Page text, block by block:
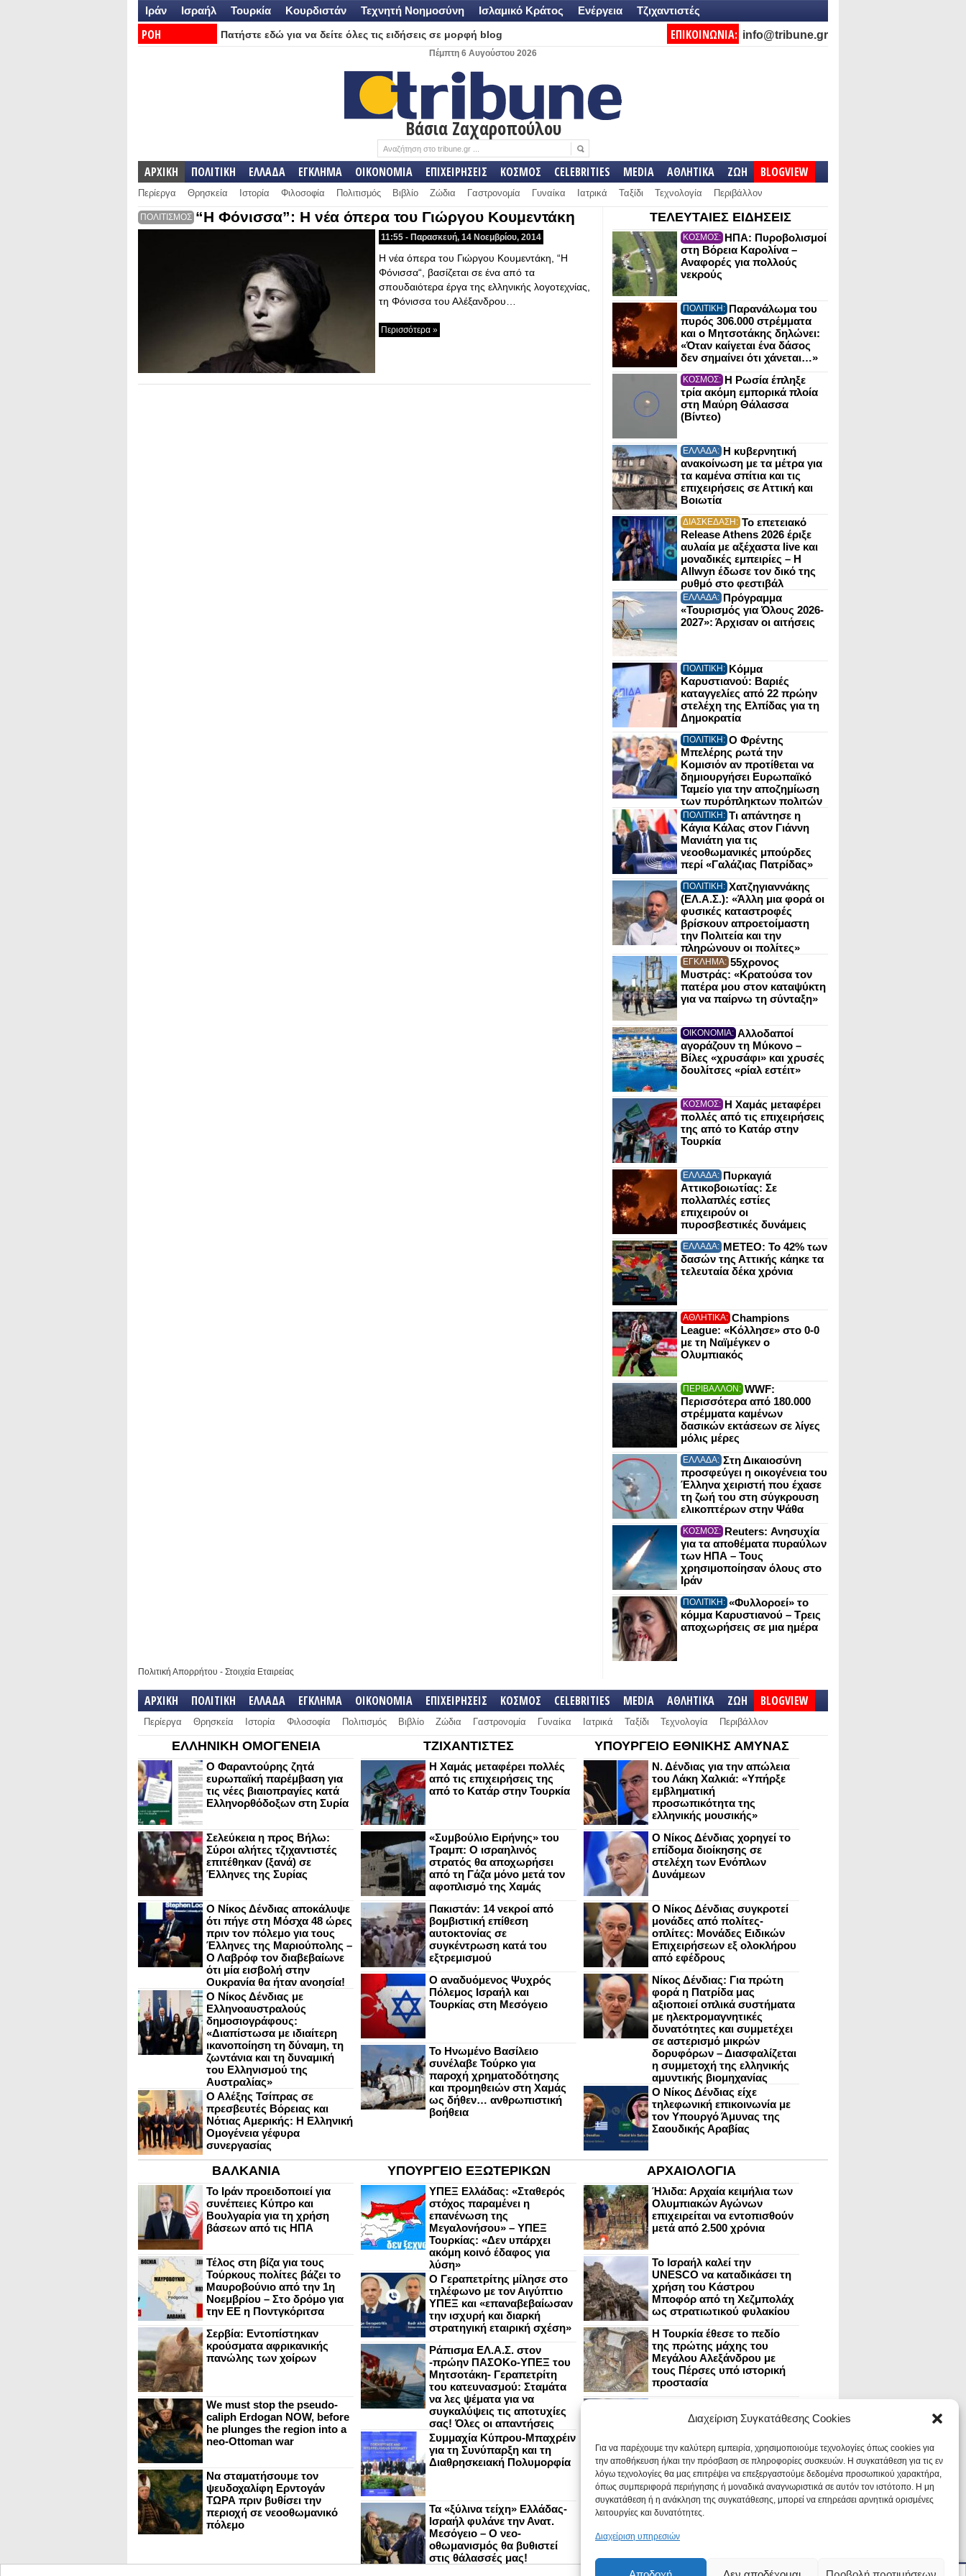
Διαχείριση Συγκατάθεσης Cookies
Για να παρέχουμε την καλύτερη εμπειρία, χρησιμοποιούμε τεχνολογίες όπως cookies για
την αποθήκευση ή/και την πρόσβαση σε πληροφορίες συσκευών. Η συγκατάθεση για τις εν
λόγω τεχνολογίες θα μας επιτρέψει να επεξεργαστούμε δεδομένα προσωπικού χαρακτήρα,
όπως συμπεριφορά περιήγησης ή μοναδικά αναγνωριστικά σε αυτόν τον ιστότοπο. Η μη
συγκατάθεση ή η ανάκληση της συγκατάθεσης, μπορεί να επηρεάσει αρνητικά ορισμένες
λειτουργίες και δυνατότητες.
Διαχείριση υπηρεσιών
Ιράν Ισραήλ Τουρκία Κουρδιστάν Τεχνητή Νοημοσύνη Ισλαμικό Κράτος Ενέργεια Τζιχαντιστές
ΡΟΗ
Πατήστε εδώ για να δείτε όλες τις ειδήσεις σε μορφή blog ΕΠΙΚΟΙΝΩΝΙΑ: info@tribune.gr
Πέμπτη 6 Αυγούστου 2026
Βάσια Ζαχαροπούλου
ΑΡΧΙΚΗ ΠΟΛΙΤΙΚΗ ΕΛΛΑΔΑ ΕΓΚΛΗΜΑ ΟΙΚΟΝΟΜΙΑ ΕΠΙΧΕΙΡΗΣΕΙΣ ΚΟΣΜΟΣ CELEBRITIES MEDIA ΑΘΛΗΤΙΚΑ ΖΩΗ BLOGVIEW
Περίεργα Θρησκεία Ιστορία Φιλοσοφία Πολιτισμός Βιβλίο Ζώδια Γαστρονομία Γυναίκα Ιατρικά Ταξίδι Τεχνολογία Περιβάλλον
ΠΟΛΙΤΙΣΜΟΣ “Η Φόνισσα”: Η νέα όπερα του Γιώργου Κουμεντάκη
11:55 - Παρασκευή, 14 Νοεμβρίου, 2014
Η νέα όπερα του Γιώργου Κουμεντάκη, “Η
Φόνισσα“, βασίζεται σε ένα από τα
σπουδαιότερα έργα της ελληνικής λογοτεχνίας,
τη Φόνισσα του Αλέξανδρου…
Περισσότερα »
ΤΕΛΕΥΤΑΙΕΣ ΕΙΔΗΣΕΙΣ
ΚΟΣΜΟΣ: ΗΠΑ: Πυροβολισμοί
στη Βόρεια Καρολίνα –
Αναφορές για πολλούς
νεκρούς
ΠΟΛΙΤΙΚΗ: Παρανάλωμα του
πυρός 306.000 στρέμματα
και ο Μητσοτάκης δηλώνει:
«Όταν καίγεται ένα δάσος
δεν σημαίνει ότι χάνεται…»
ΚΟΣΜΟΣ: Η Ρωσία έπληξε
τρία ακόμη εμπορικά πλοία
στη Μαύρη Θάλασσα
(Βίντεο)
ΕΛΛΑΔΑ: Η κυβερνητική
ανακοίνωση με τα μέτρα για
τα καμένα σπίτια και τις
επιχειρήσεις σε Αττική και
Βοιωτία
ΔΙΑΣΚΕΔΑΣΗ: Το επετειακό
Release Athens 2026 έριξε
αυλαία με αξέχαστα live και
μοναδικές εμπειρίες – Η
Allwyn έδωσε τον δικό της
ρυθμό στο φεστιβάλ
ΕΛΛΑΔΑ: Πρόγραμμα
«Τουρισμός για Όλους 2026-
2027»: Άρχισαν οι αιτήσεις
ΠΟΛΙΤΙΚΗ: Κόμμα
Καρυστιανού: Βαριές
καταγγελίες από 22 πρώην
στελέχη της Ελπίδας για τη
Δημοκρατία
ΠΟΛΙΤΙΚΗ: Ο Φρέντης
Μπελέρης ρωτά την
Κομισιόν αν προτίθεται να
δημιουργήσει Ευρωπαϊκό
Ταμείο για την αποζημίωση
των πυρόπληκτων πολιτών
ΠΟΛΙΤΙΚΗ: Τι απάντησε η
Κάγια Κάλας στον Γιάννη
Μανιάτη για τις
νεοοθωμανικές μπούρδες
περί «Γαλάζιας Πατρίδας»
ΠΟΛΙΤΙΚΗ: Χατζηγιαννάκης
(ΕΛ.Α.Σ.): «Άλλη μια φορά οι
φυσικές καταστροφές
βρίσκουν απροετοίμαστη
την Πολιτεία και την
πληρώνουν οι πολίτες»
ΕΓΚΛΗΜΑ: 55χρονος
Μυστράς: «Κρατούσα τον
πατέρα μου στον καταψύκτη
για να παίρνω τη σύνταξη»
ΟΙΚΟΝΟΜΙΑ: Αλλοδαποί
αγοράζουν τη Μύκονο –
Βίλες «χρυσάφι» και χρυσές
δουλίτσες «ρίαλ εστέιτ»
ΚΟΣΜΟΣ: Η Χαμάς μεταφέρει
πολλές από τις επιχειρήσεις
της από το Κατάρ στην
Τουρκία
ΕΛΛΑΔΑ: Πυρκαγιά
Αττικοβοιωτίας: Σε
πολλαπλές εστίες
επιχειρούν οι
πυροσβεστικές δυνάμεις
ΕΛΛΑΔΑ: ΜΕΤΕΟ: Το 42% των
δασών της Αττικής κάηκε τα
τελευταία δέκα χρόνια
ΑΘΛΗΤΙΚΑ: Champions
League: «Κόλλησε» στο 0-0
με τη Ναϊμέγκεν ο
Ολυμπιακός
ΠΕΡΙΒΑΛΛΟΝ: WWF:
Περισσότερα από 180.000
στρέμματα καμένων
δασικών εκτάσεων σε λίγες
μόλις μέρες
ΕΛΛΑΔΑ: Στη Δικαιοσύνη
προσφεύγει η οικογένεια του
Έλληνα χειριστή που έχασε
τη ζωή του στη σύγκρουση
ελικοπτέρων στην Ψάθα
ΚΟΣΜΟΣ: Reuters: Ανησυχία
για τα αποθέματα πυραύλων
των ΗΠΑ – Τους
χρησιμοποίησαν όλους στο
Ιράν
ΠΟΛΙΤΙΚΗ: «Φυλλοροεί» το
κόμμα Καρυστιανού – Τρεις
αποχωρήσεις σε μια ημέρα
Πολιτική Απορρήτου - Στοιχεία Εταιρείας
ΑΡΧΙΚΗ ΠΟΛΙΤΙΚΗ ΕΛΛΑΔΑ ΕΓΚΛΗΜΑ ΟΙΚΟΝΟΜΙΑ ΕΠΙΧΕΙΡΗΣΕΙΣ ΚΟΣΜΟΣ CELEBRITIES MEDIA ΑΘΛΗΤΙΚΑ ΖΩΗ BLOGVIEW
Περίεργα Θρησκεία Ιστορία Φιλοσοφία Πολιτισμός Βιβλίο Ζώδια Γαστρονομία Γυναίκα Ιατρικά Ταξίδι Τεχνολογία Περιβάλλον
ΕΛΛΗΝΙΚΗ ΟΜΟΓΕΝΕΙΑ
Ο Φαραντούρης ζητά
ευρωπαϊκή παρέμβαση για
τις νέες βιαιοπραγίες κατά
Ελληνορθόδοξων στη Συρία
Σελεύκεια η προς Βήλω:
Σύροι αλήτες τζιχαντιστές
επιτέθηκαν (ξανά) σε
Έλληνες της Συρίας
Ο Νίκος Δένδιας αποκάλυψε
ότι πήγε στη Μόσχα 48 ώρες
πριν τον πόλεμο για τους
Έλληνες της Μαριούπολης –
Ο Λαβρόφ τον διαβεβαίωνε
ότι μία εισβολή στην
Ουκρανία θα ήταν ανοησία!
Ο Νίκος Δένδιας με
Ελληνοαυστραλούς
δημοσιογράφους:
«Διαπίστωσα με ιδιαίτερη
ικανοποίηση τη δύναμη, τη
ζωντάνια και τη δυναμική
του Ελληνισμού της
Αυστραλίας»
Ο Αλέξης Τσίπρας σε
πρεσβευτές Βόρειας και
Νότιας Αμερικής: Η Ελληνική
Ομογένεια γέφυρα
συνεργασίας
ΤΖΙΧΑΝΤΙΣΤΕΣ
Η Χαμάς μεταφέρει πολλές
από τις επιχειρήσεις της
από το Κατάρ στην Τουρκία
«Συμβούλιο Ειρήνης» του
Τραμπ: Ο ισραηλινός
στρατός θα αποχωρήσει
από τη Γάζα μόνο μετά τον
αφοπλισμό της Χαμάς
Πακιστάν: 14 νεκροί από
βομβιστική επίθεση
αυτοκτονίας σε
συγκέντρωση κατά του
εξτρεμισμού
Ο αναδυόμενος Ψυχρός
Πόλεμος Ισραήλ και
Τουρκίας στη Μεσόγειο
Το Ηνωμένο Βασίλειο
συνέλαβε Τούρκο για
παροχή χρηματοδότησης
και προμηθειών στη Χαμάς
ως δήθεν… ανθρωπιστική
βοήθεια
ΥΠΟΥΡΓΕΙΟ ΕΘΝΙΚΗΣ ΑΜΥΝΑΣ
Ν. Δένδιας για την απώλεια
του Λάκη Χαλκιά: «Υπήρξε
εμβληματική
προσωπικότητα της
ελληνικής μουσικής»
Ο Νίκος Δένδιας χορηγεί το
επίδομα διοίκησης σε
στελέχη των Ενόπλων
Δυνάμεων
Ο Νίκος Δένδιας συγκροτεί
μονάδες από πολίτες-
οπλίτες: Μονάδες Ειδικών
Επιχειρήσεων εξ ολοκλήρου
από εφέδρους
Νίκος Δένδιας: Για πρώτη
φορά η Πατρίδα μας
αξιοποιεί οπλικά συστήματα
με ηλεκτρομαγνητικές
δυνατότητες και συμμετέχει
σε αστερισμό μικρών
δορυφόρων – Διασφαλίζεται
η συμμετοχή της ελληνικής
αμυντικής βιομηχανίας
Ο Νίκος Δένδιας είχε
τηλεφωνική επικοινωνία με
τον Υπουργό Άμυνας της
Σαουδικής Αραβίας
ΒΑΛΚΑΝΙΑ
Το Ιράν προειδοποιεί για
συνέπειες Κύπρο και
Βουλγαρία για τη χρήση
βάσεων από τις ΗΠΑ
Τέλος στη βίζα για τους
Τούρκους πολίτες βάζει το
Μαυροβούνιο από την 1η
Νοεμβρίου – Στο δρόμο για
την ΕΕ η Ποντγκόριτσα
Σερβία: Εντοπίστηκαν
κρούσματα αφρικανικής
πανώλης των χοίρων
We must stop the pseudo-
caliph Erdogan NOW, before
he plunges the region into a
neo-Ottoman war
Να σταματήσουμε τον
ψευδοχαλίφη Ερντογάν
ΤΩΡΑ πριν βυθίσει την
περιοχή σε νεοοθωμανικό
πόλεμο
ΥΠΟΥΡΓΕΙΟ ΕΞΩΤΕΡΙΚΩΝ
ΥΠΕΞ Ελλάδας: «Σταθερός
στόχος παραμένει η
επανένωση της
Μεγαλονήσου» – ΥΠΕΞ
Τουρκίας: «Δεν υπάρχει
ακόμη κοινό έδαφος για
λύση»
Ο Γεραπετρίτης μίλησε στο
τηλέφωνο με τον Αιγύπτιο
ΥΠΕΞ και «επαναβεβαίωσαν
την ισχυρή και διαρκή
στρατηγική εταιρική σχέση»
Ράπισμα ΕΛ.Α.Σ. στον
-πρώην ΠΑΣΟΚο-ΥΠΕΞ του
Μητσοτάκη- Γεραπετρίτη
του κατευνασμού: Σταμάτα
να λες ψέματα για να
συγκαλύψεις τις αποτυχίες
σας! Όλες οι απαντήσεις
Συμμαχία Κύπρου-Μπαχρέιν
για τη Συνύπαρξη και τη
Διαθρησκειακή Πολυμορφία
Τα «ξύλινα τείχη» Ελλάδας-
Ισραήλ φυλάνε την Ανατ.
Μεσόγειο – Ο νεο-
οθωμανισμός θα βυθιστεί
στις θάλασσές μας!
ΑΡΧΑΙΟΛΟΓΙΑ
Ήλιδα: Αρχαία κειμήλια των
Ολυμπιακών Αγώνων
επιχειρείται να εντοπισθούν
μετά από 2.500 χρόνια
Το Ισραήλ καλεί την
UNESCO να καταδικάσει τη
χρήση του Κάστρου
Μποφόρ από τη Χεζμπολάχ
ως στρατιωτικού φυλακίου
Η Τουρκία έθεσε το πεδίο
της πρώτης μάχης του
Μεγάλου Αλεξάνδρου με
τους Πέρσες υπό ιστορική
προστασία
ανακτόρου στην
στο Παλάτι των Δεσποτών
Οι Νεάντερταλ έκαναν
οδοντιατρικές επεμβάσεις σε
χαλασμένα δόντια, σύμφωνα
με ευρήματα